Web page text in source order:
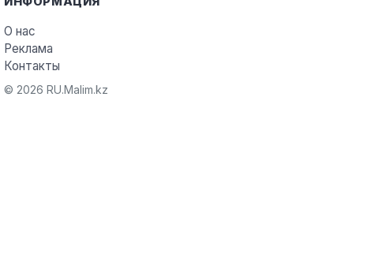
О нас
Реклама
Контакты
© 2026 RU.Malim.kz